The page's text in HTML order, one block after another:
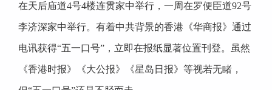
在天后庙道4号4楼连贯家中举行，一周在罗便臣道92号
李济深家中举行。有着中共背景的香港《华商报》通过
电讯获得“五一口号”，立即在报纸显著位置刊登。虽然
《香港时报》《大公报》《星岛日报》等视若无睹，